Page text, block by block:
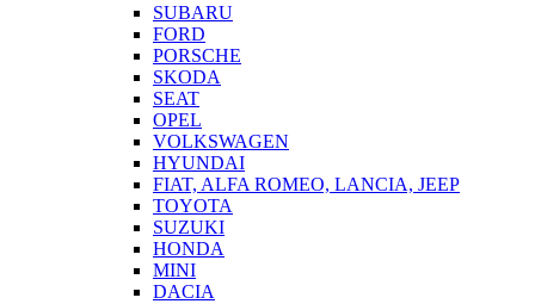
SUBARU
FORD
PORSCHE
SKODA
SEAT
OPEL
VOLKSWAGEN
HYUNDAI
FIAT, ALFA ROMEO, LANCIA, JEEP
TOYOTA
SUZUKI
HONDA
MINI
DACIA